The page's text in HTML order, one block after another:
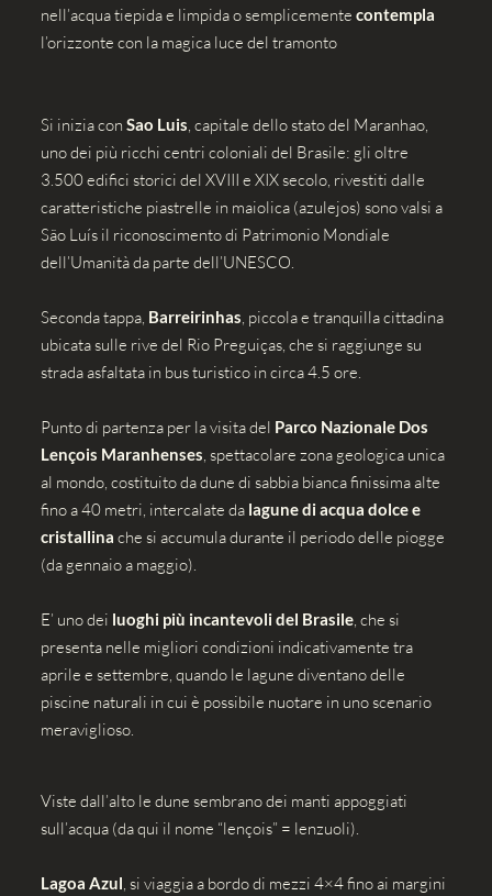
nell’acqua tiepida e limpida o semplicemente contempla
l’orizzonte con la magica luce del tramonto
Si inizia con Sao Luis, capitale dello stato del Maranhao,
uno dei più ricchi centri coloniali del Brasile: gli oltre
3.500 edifici storici del XVIII e XIX secolo, rivestiti dalle
caratteristiche piastrelle in maiolica (azulejos) sono valsi a
São Luís il riconoscimento di Patrimonio Mondiale
dell’Umanità da parte dell’UNESCO.
Seconda tappa, Barreirinhas, piccola e tranquilla cittadina
ubicata sulle rive del Rio Preguiças, che si raggiunge su
strada asfaltata in bus turistico in circa 4.5 ore.
Punto di partenza per la visita del Parco Nazionale Dos
Lençois Maranhenses, spettacolare zona geologica unica
al mondo, costituito da dune di sabbia bianca finissima alte
fino a 40 metri, intercalate da lagune di acqua dolce e
cristallina che si accumula durante il periodo delle piogge
(da gennaio a maggio).
E’ uno dei luoghi più incantevoli del Brasile, che si
presenta nelle migliori condizioni indicativamente tra
aprile e settembre, quando le lagune diventano delle
piscine naturali in cui è possibile nuotare in uno scenario
meraviglioso.
Viste dall’alto le dune sembrano dei manti appoggiati
sull’acqua (da qui il nome “lençois” = lenzuoli).
Lagoa Azul, si viaggia a bordo di mezzi 4×4 fino ai margini